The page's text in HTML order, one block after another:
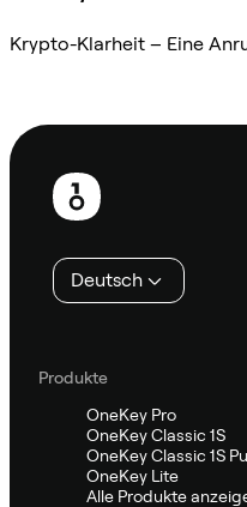
Krypto-Klarheit – Eine
Fußzeile
Deutsch
Produkte
OneKey Pro
OneKey Classic 1S
OneKey Classic 1S
OneKey Lite
Alle Produkte